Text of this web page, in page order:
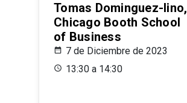
Tomas Dominguez-Iino,
Chicago Booth School
of Business
7 de Diciembre de 2023
13:30 a 14:30